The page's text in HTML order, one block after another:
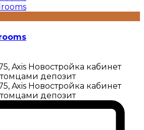
Axis Новостройка кабинет
депозит
Axis Новостройка кабинет
депозит